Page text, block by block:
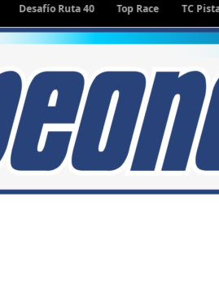
Ruta 40 Top Race TC Pista